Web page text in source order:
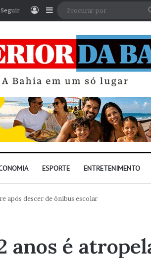
Seguir EntrarBarra Lateral
ESPORTE ENTRETENIMENTO
após descer de ônibus escolar
anos é